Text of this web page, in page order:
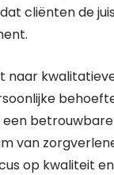
cliënten de
naar
van
op kwaliteit